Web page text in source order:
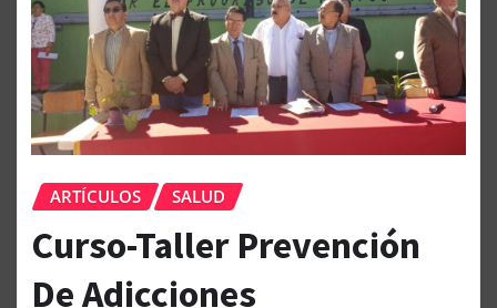
ARTÍCULOS SALUD
Curso-Taller Prevención
De Adicciones